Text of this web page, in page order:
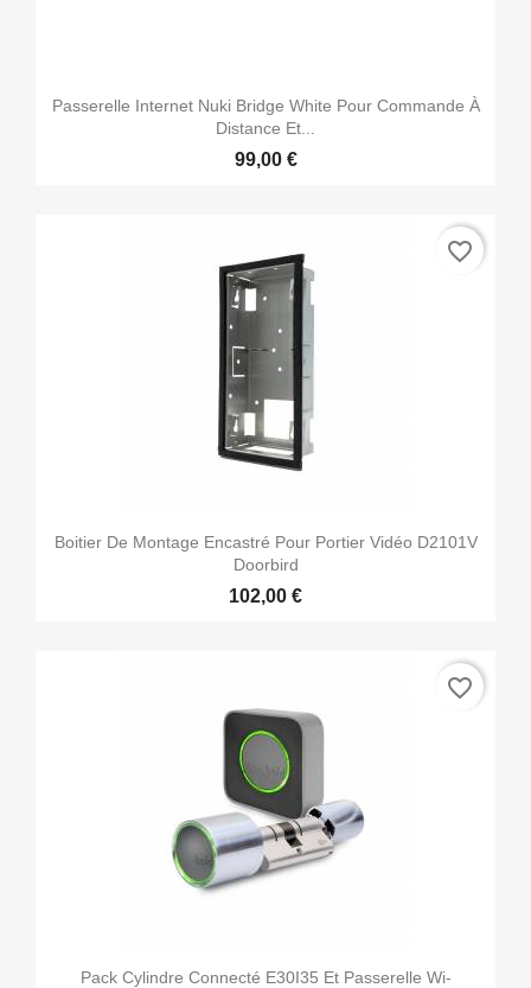
Passerelle Internet Nuki Bridge White Pour Commande À
Distance Et...
99,00 €
Boitier De Montage Encastré Pour Portier Vidéo D2101V
Doorbird
102,00 €
favorite_border
Pack Cylindre Connecté E30I35 Et Passerelle Wi-
favorite_border